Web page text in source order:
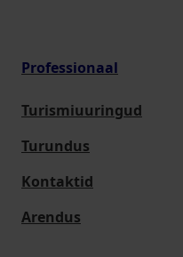
Professionaal
Turismiuuringud
Turundus
Kontaktid
Arendus